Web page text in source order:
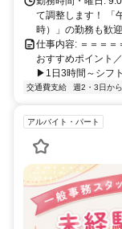
て調整します！ 「
時）」の勤務も歓
仕事内容: ＝＝＝＝
おすすめポイント
▶1日3時間～シフ
交通費支給 週2・3日か
アルバイト・パート